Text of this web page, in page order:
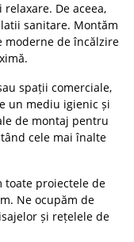
De aceea,
sanitare. Montăm
moderne de încălzire
spații comerciale,
un mediu igienic și
de montaj pentru
cele mai înalte
toate proiectele de
Ne ocupăm de
și rețelele de